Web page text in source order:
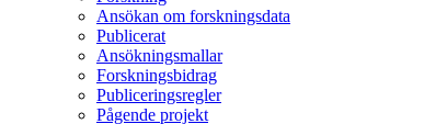
Ansökan om forskningsdata
Publicerat
Ansökningsmallar
Forskningsbidrag
Publiceringsregler
Pågende projekt